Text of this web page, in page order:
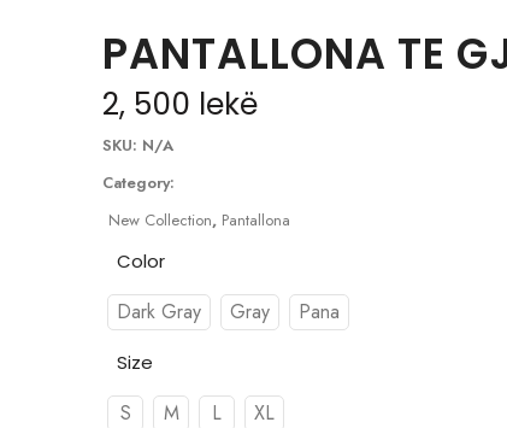
PANTALLONA TE
2, 500 lekë
SKU: N/A
Category:
New Collection, Pantallona
Color
Dark Gray Gray Pana
Size
S M L XL